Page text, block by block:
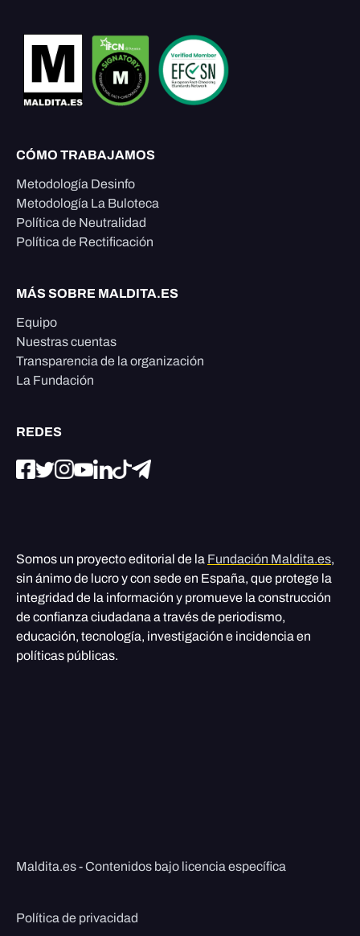
CÓMO TRABAJAMOS
Metodología Desinfo
Metodología La Buloteca
Política de Neutralidad
Política de Rectificación
MÁS SOBRE MALDITA.ES
Equipo
Nuestras cuentas
Transparencia de la organización
La Fundación
REDES
Somos un proyecto editorial de la Fundación Maldita.es,
sin ánimo de lucro y con sede en España, que protege la
integridad de la información y promueve la construcción
de confianza ciudadana a través de periodismo,
educación, tecnología, investigación e incidencia en
políticas públicas.
Maldita.es - Contenidos bajo licencia específica
Política de privacidad